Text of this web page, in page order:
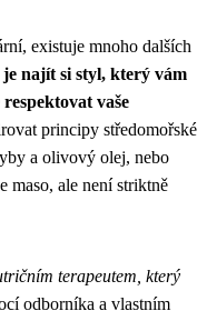
existuje mnoho dalších
je najít si styl, který vám
vaše
principy středomořské
a olivový olej, nebo
maso, ale není striktně
terapeutem, který
odborníka a vlastním